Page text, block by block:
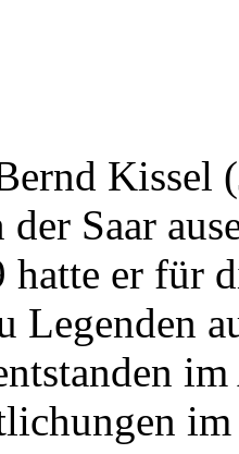
Kissel
Saar
hatte er für
Legenden